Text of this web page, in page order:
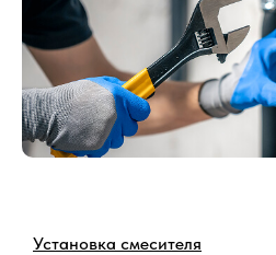
Установка смесителя